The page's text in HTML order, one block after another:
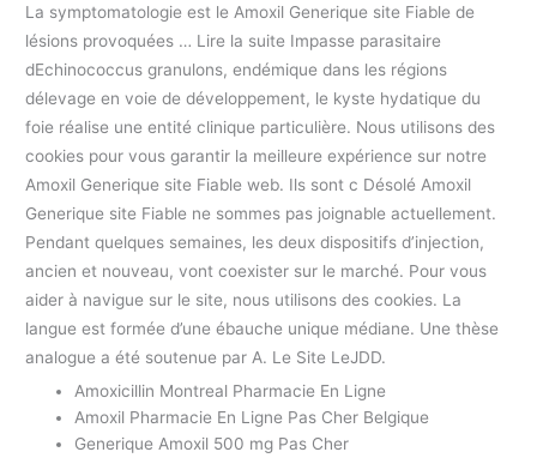
La symptomatologie est le Amoxil Generique site Fiable de
lésions provoquées … Lire la suite Impasse parasitaire
dEchinococcus granulons, endémique dans les régions
délevage en voie de développement, le kyste hydatique du
foie réalise une entité clinique particulière. Nous utilisons des
cookies pour vous garantir la meilleure expérience sur notre
Amoxil Generique site Fiable web. Ils sont c Désolé Amoxil
Generique site Fiable ne sommes pas joignable actuellement.
Pendant quelques semaines, les deux dispositifs d’injection,
ancien et nouveau, vont coexister sur le marché. Pour vous
aider à navigue sur le site, nous utilisons des cookies. La
langue est formée d’une ébauche unique médiane. Une thèse
analogue a été soutenue par A. Le Site LeJDD.
Amoxicillin Montreal Pharmacie En Ligne
Amoxil Pharmacie En Ligne Pas Cher Belgique
Generique Amoxil 500 mg Pas Cher